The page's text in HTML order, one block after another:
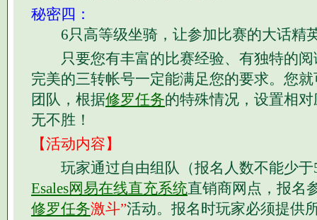
秘密四：
6只高等级坐骑，让参加比赛的大话精
只要您有丰富的比赛经验、有独特的阅
完美的三转帐号一定能满足您的要求。您
团队，根据修罗任务的特殊情况，设置相
无不胜！
【活动内容】
玩家通过自由组队（报名人数不能少于
Esales网易在线直充系统直销商网点，报名
修罗任务激斗”活动。报名时玩家必须提供